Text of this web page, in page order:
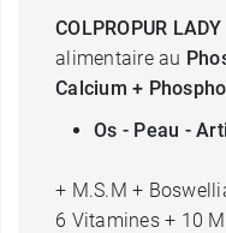
COLPROPUR LADY
alimentaire au
Calcium +
Os - Peau -
+ M.S.M +
6 Vitamines + 10